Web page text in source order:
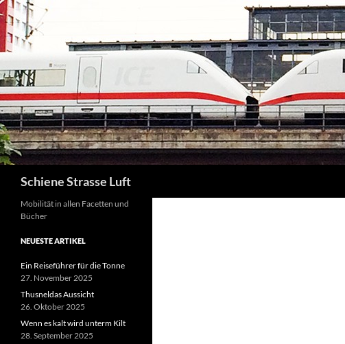
Zum
Inhalt
springen
Schiene Strasse Luft
Mobilität in allen Facetten und
Bücher
NEUESTE ARTIKEL
Ein Reiseführer für die Tonne
27. November 2025
Thusneldas Aussicht
26. Oktober 2025
Wenn es kalt wird unterm Kilt
28. September 2025